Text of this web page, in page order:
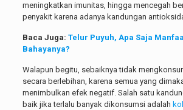
meningkatkan imunitas, hingga mencegah
penyakit karena adanya kandungan
Baca Juga: Telur Puyuh, Apa Saja
Bahayanya?
Walapun begitu, sebaiknya tidak
secara berlebihan, karena semua yang
menimbulkan efek negatif. Salah satu
baik jika terlalu banyak dikonsumsi adalah